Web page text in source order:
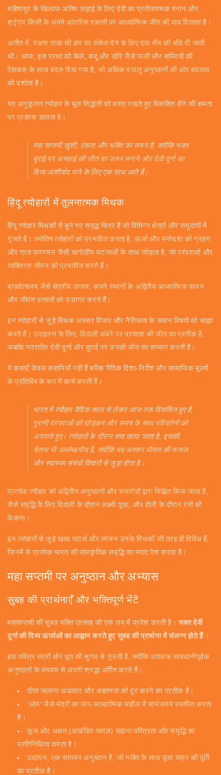
महिषासुर के खिलाफ अंतिम लड़ाई के लिए देवी का प्रतीकात्मक स्नान और
श्रृंगार किसी के अपने आंतरिक राक्षसों पर आध्यात्मिक जीत की याद दिलाता है।
अतीत में, राक्षस राजा की हार का संकेत देने के लिए एक भैंस की बलि दी जाती
थी। आज, इस प्रथा को केले, कद्दू और खीरे जैसे फलों और सब्जियों की
पेशकश के साथ बदल दिया गया है, जो अधिक दयालु अनुष्ठानों की ओर बदलाव
को दर्शाता है।
यह अनुकूलन त्योहार के मूल सिद्धांतों को बनाए रखते हुए विकसित होने की क्षमता
पर प्रकाश डालता है।
महा सप्तमी खुशी, एकता और भक्ति का समय है, क्योंकि भक्त
बुराई पर अच्छाई की जीत का जश्न मनाने और देवी दुर्गा का
दिव्य आशीर्वाद पाने के लिए एक साथ आते हैं।
हिंदू त्योहारों में तुलनात्मक मिथक
हिंदू त्योहार मिथकों से बुने गए समृद्ध चित्र हैं जो विभिन्न क्षेत्रों और समुदायों में
गूंजते हैं। ज्योतिष त्योहारों को प्रभावित करता है, ऊर्जा और मनोदशा को ग्रहण
और ग्रह पारगमन जैसी खगोलीय घटनाओं के साथ जोड़ता है, जो परंपराओं और
व्यक्तिगत जीवन को प्रभावित करते हैं।
ब्रह्मोत्सवम जैसे क्षेत्रीय उत्सव, अपने स्थानों के अद्वितीय आध्यात्मिक पालन
और जीवंत उत्सवों को उजागर करते हैं।
इन त्योहारों से जुड़े मिथक अक्सर विजय और नैतिकता के समान विषयों को साझा
करते हैं। उदाहरण के लिए, दिवाली अंधेरे पर प्रकाश की जीत का प्रतीक है,
जबकि नवरात्रि देवी दुर्गा और बुराई पर उनकी जीत का सम्मान करती है।
ये कथाएँ केवल कहानियाँ नहीं हैं बल्कि नैतिक दिशा-निर्देश और सामाजिक मूल्यों
के प्रतिबिंब के रूप में कार्य करती हैं।
भारत में त्यौहार वैदिक काल से लेकर आज तक विकसित हुए हैं,
पुरानी परंपराओं को छोड़कर और समय के साथ परिवर्तनों को
अपनाते हुए। त्योहारों के दौरान क्या खाया जाता है, इसकी
चेतना भी उल्लेखनीय है, क्योंकि यह अक्सर मौसम की फसल
और स्वास्थ्य संबंधी विचारों से जुड़ा होता है।
प्रत्येक त्यौहार को अद्वितीय अनुष्ठानों और समारोहों द्वारा चिह्नित किया जाता है,
जैसे समृद्धि के लिए दिवाली के दौरान लक्ष्मी पूजा, और होली के दौरान रंगों को
फेंकना।
इन त्योहारों से जुड़े खाद्य पदार्थ और व्यंजन उनके मिथकों की तरह ही विविध हैं,
जिनमें से प्रत्येक भारत की सांस्कृतिक समृद्धि का स्वाद पेश करता है।
महा सप्तमी पर अनुष्ठान और अभ्यास
सुबह की प्रार्थनाएँ और भक्तिपूर्ण भेंटें
महासप्तमी की सुबह भक्ति उत्साह की एक लय में प्रवेश करती है। भक्त देवी
दुर्गा की दिव्य ऊर्जाओं का आह्वान करते हुए सुबह की प्रार्थना में संलग्न होते हैं।
हवा पवित्र मंत्रों और धूप की सुगंध से गूंजती है, क्योंकि उपासक सावधानीपूर्वक
अनुष्ठानों के माध्यम से अपनी श्रद्धा अर्पित करते हैं।
दीया जलाना अंधकार और अज्ञानता को दूर करने का प्रतीक है।
'ओम' जैसे मंत्रों का जाप आध्यात्मिक माहौल में सामंजस्य स्थापित करता
है।
फूल और अक्षत (अखंडित चावल) चढ़ाना पवित्रता और समृद्धि का
प्रतिनिधित्व करता है।
उद्यापन, एक समापन अनुष्ठान है, जो भक्ति के साथ पूजा चक्र की पूर्ति
का प्रतीक है।